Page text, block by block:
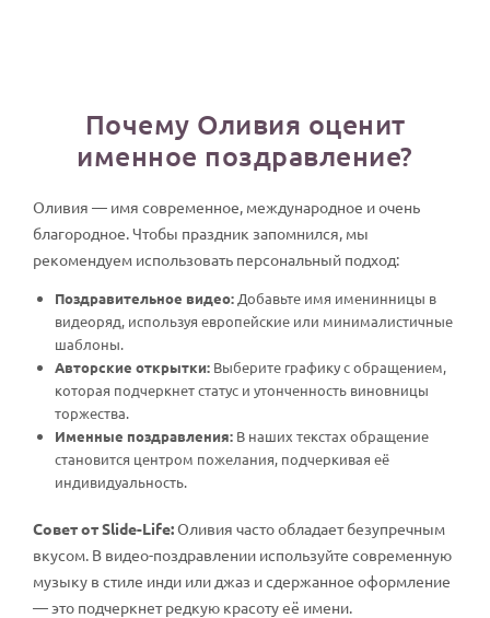
Почему Оливия оценит
именное поздравление?
Оливия — имя современное, международное и очень
благородное. Чтобы праздник запомнился, мы
рекомендуем использовать персональный подход:
Поздравительное видео: Добавьте имя именинницы в
видеоряд, используя европейские или минималистичные
шаблоны.
Авторские открытки: Выберите графику с обращением,
которая подчеркнет статус и утонченность виновницы
торжества.
Именные поздравления: В наших текстах обращение
становится центром пожелания, подчеркивая её
индивидуальность.
Совет от Slide-Life:Оливия часто обладает безупречным
вкусом. В видео-поздравлении используйте современную
музыку в стиле инди или джаз и сдержанное оформление
— это подчеркнет редкую красоту её имени.